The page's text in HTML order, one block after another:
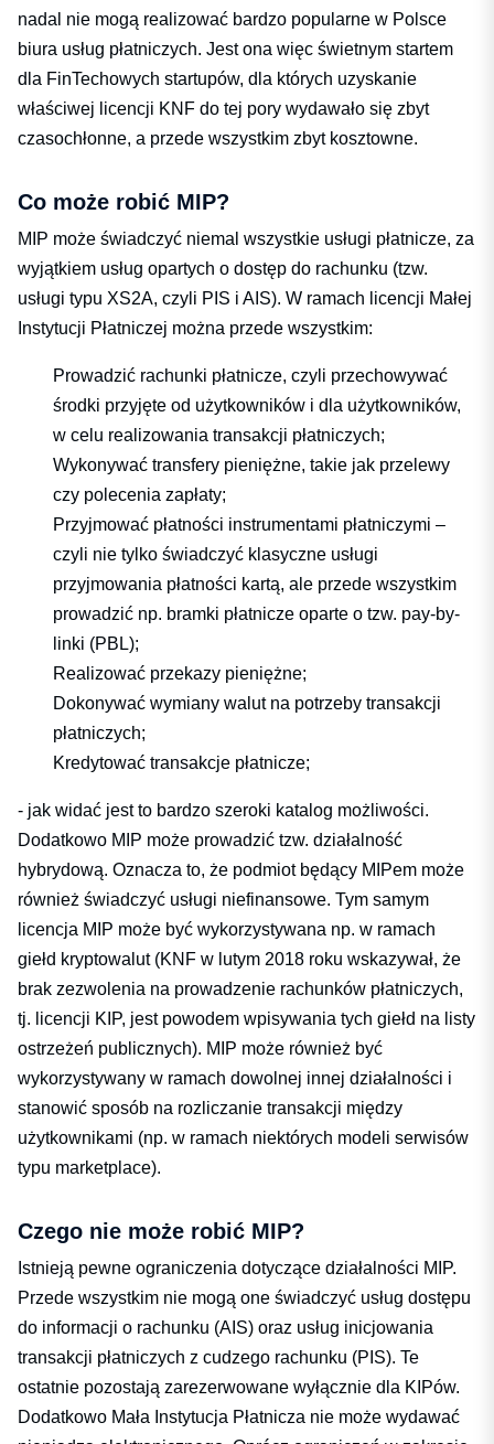
nadal nie mogą realizować bardzo popularne w Polsce
biura usług płatniczych. Jest ona więc świetnym startem
dla FinTechowych startupów, dla których uzyskanie
właściwej licencji KNF do tej pory wydawało się zbyt
czasochłonne, a przede wszystkim zbyt kosztowne.
Co może robić MIP?
MIP może świadczyć niemal wszystkie usługi płatnicze, za
wyjątkiem usług opartych o dostęp do rachunku (tzw.
usługi typu XS2A, czyli PIS i AIS). W ramach licencji Małej
Instytucji Płatniczej można przede wszystkim:
Prowadzić rachunki płatnicze, czyli przechowywać
środki przyjęte od użytkowników i dla użytkowników,
w celu realizowania transakcji płatniczych;
Wykonywać transfery pieniężne, takie jak przelewy
czy polecenia zapłaty;
Przyjmować płatności instrumentami płatniczymi –
czyli nie tylko świadczyć klasyczne usługi
przyjmowania płatności kartą, ale przede wszystkim
prowadzić np. bramki płatnicze oparte o tzw. pay-by-
linki (PBL);
Realizować przekazy pieniężne;
Dokonywać wymiany walut na potrzeby transakcji
płatniczych;
Kredytować transakcje płatnicze;
- jak widać jest to bardzo szeroki katalog możliwości.
Dodatkowo MIP może prowadzić tzw. działalność
hybrydową. Oznacza to, że podmiot będący MIPem może
również świadczyć usługi niefinansowe. Tym samym
licencja MIP może być wykorzystywana np. w ramach
giełd kryptowalut (KNF w lutym 2018 roku wskazywał, że
brak zezwolenia na prowadzenie rachunków płatniczych,
tj. licencji KIP, jest powodem wpisywania tych giełd na listy
ostrzeżeń publicznych). MIP może również być
wykorzystywany w ramach dowolnej innej działalności i
stanowić sposób na rozliczanie transakcji między
użytkownikami (np. w ramach niektórych modeli serwisów
typu marketplace).
Czego nie może robić MIP?
Istnieją pewne ograniczenia dotyczące działalności MIP.
Przede wszystkim nie mogą one świadczyć usług dostępu
do informacji o rachunku (AIS) oraz usług inicjowania
transakcji płatniczych z cudzego rachunku (PIS). Te
ostatnie pozostają zarezerwowane wyłącznie dla KIPów.
Dodatkowo Mała Instytucja Płatnicza nie może wydawać